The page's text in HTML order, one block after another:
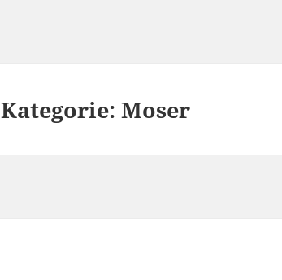
Kategorie:Moser